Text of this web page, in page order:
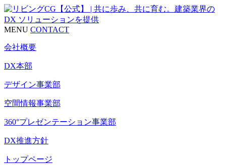
MENU CONTACT
会社概要
DX本部
デザイン事業部
空間情報事業部
360°プレゼンテーション事業部
DX推進方針
トップページ